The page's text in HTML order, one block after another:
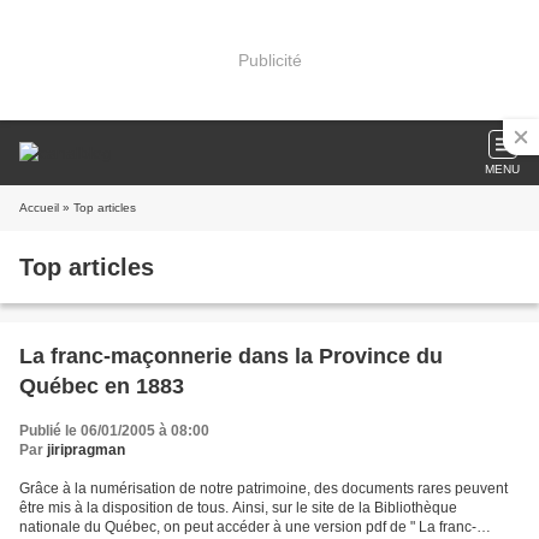
Publicité
MENU
Accueil » Top articles
Top articles
La franc-maçonnerie dans la Province du
Québec en 1883
Publié le 06/01/2005 à 08:00
Par jiripragman
Grâce à la numérisation de notre patrimoine, des documents rares peuvent
être mis à la disposition de tous. Ainsi, sur le site de la Bibliothèque
nationale du Québec, on peut accéder à une version pdf de " La franc-